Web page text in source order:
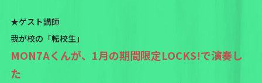
★ゲスト講師
我が校の「転校生」
MON7Aくんが、1月の期間限定LOCKS!で演奏し
た